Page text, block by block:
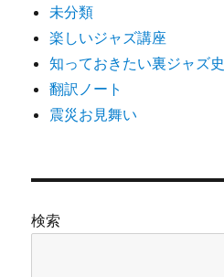
未分類
楽しいジャズ講座
知っておきたい裏ジャズ史
翻訳ノート
震災お見舞い
検索